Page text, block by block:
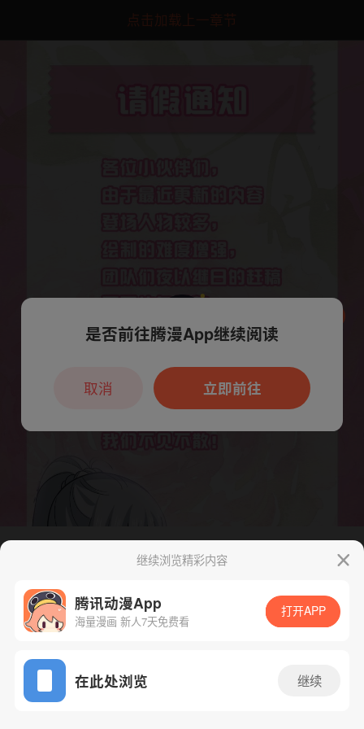
点击加载上一章节
App免费看
腾漫App免费看
继续浏览精彩内容
腾讯动漫App
海量漫画 新人7天免费看
打开APP
在此处浏览 继续
本章节仅支持App阅读，可打开App新用
户7天免费看
是否前往腾漫App继续阅读
立即前往
取消